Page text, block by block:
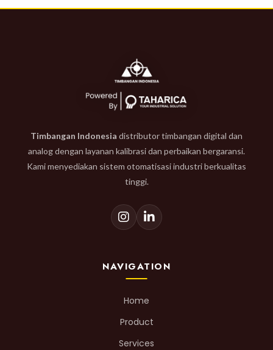
Timbangan Indonesia distributor timbangan digital dan
analog dengan layanan kalibrasi dan perbaikan bergaransi.
Kami menyediakan sistem otomatisasi industri berkualitas
tinggi.
NAVIGATION
Home
Product
Services